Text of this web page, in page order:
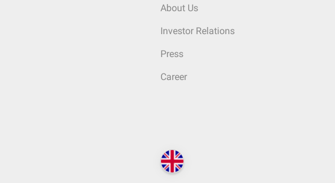
About Us
Investor Relations
Press
Career